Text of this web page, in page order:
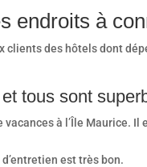
endroits à
clients des hôtels dont
tous sont
à l’Île Maurice.
est très bon.